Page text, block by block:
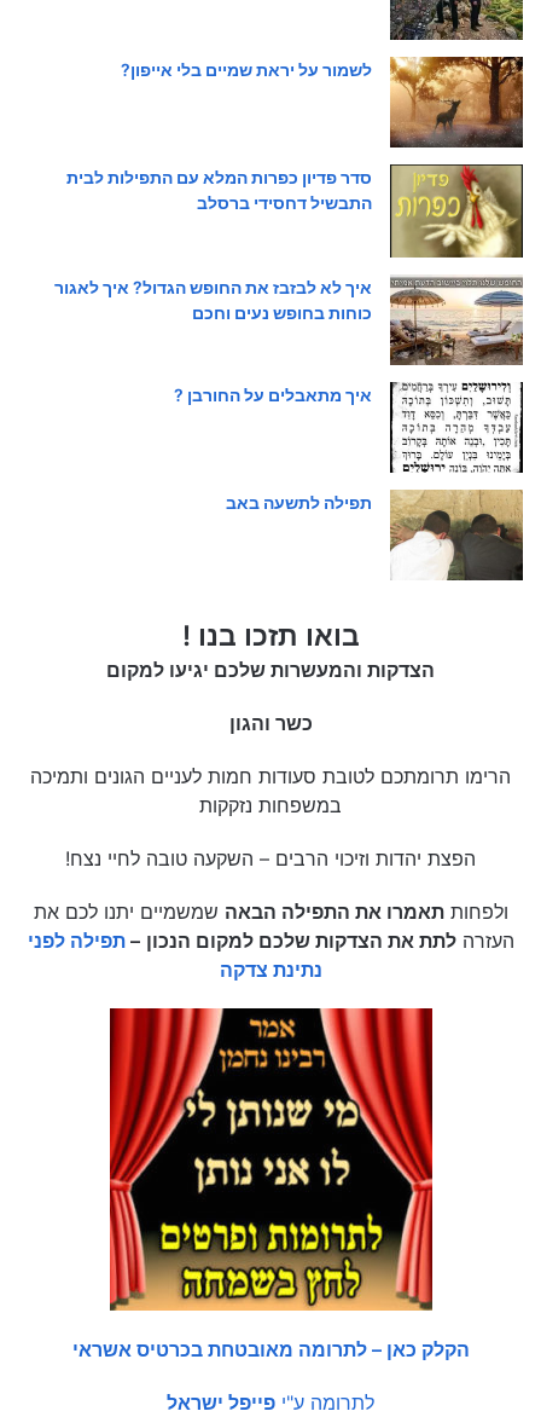
לשמור על יראת שמיים בלי אייפון?
סדר פדיון כפרות המלא עם התפילות לבית
התבשיל דחסידי ברסלב
איך לא לבזבז את החופש הגדול? איך לאגור
כוחות בחופש נעים וחכם
איך מתאבלים על החורבן ?
תפילה לתשעה באב
בואו תזכו בנו !
הצדקות והמעשרות שלכם יגיעו למקום
כשר והגון
הרימו תרומתכם לטובת סעודות חמות לעניים הגונים ותמיכה
במשפחות נזקקות
הפצת יהדות וזיכוי הרבים – השקעה טובה לחיי נצח!
ולפחותתאמרו את התפילה הבאה שמשמיים יתנו לכם את
העזרהלתת את הצדקות שלכם למקום הנכון –תפילה לפני
נתינת צדקה
הקלק כאן – לתרומה מאובטחת בכרטיס אשראי
לתרומה ע"י פייפל ישראל